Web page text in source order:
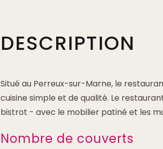
DESCRIPTION
Situé au Perreux-sur-Marne, le
cuisine simple et de qualité. Le
bistrot - avec le mobilier patiné et les
Nombre de couverts